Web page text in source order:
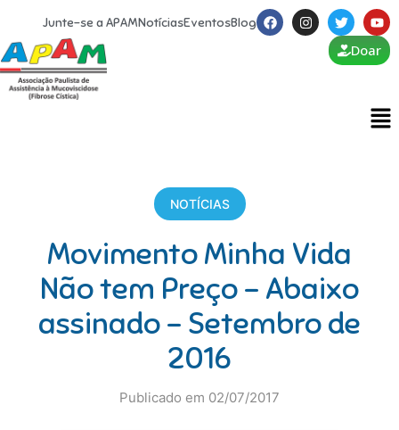
Junte-se a APAMNotíciasEventosBlog
Doar
NOTÍCIAS
Movimento Minha Vida
Não tem Preço – Abaixo
assinado – Setembro de
2016
Publicado em 02/07/2017